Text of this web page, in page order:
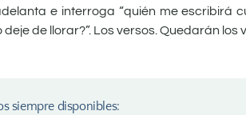
e interroga “quién me escribirá
de llorar?”. Los versos. Quedarán los
siempre disponibles: